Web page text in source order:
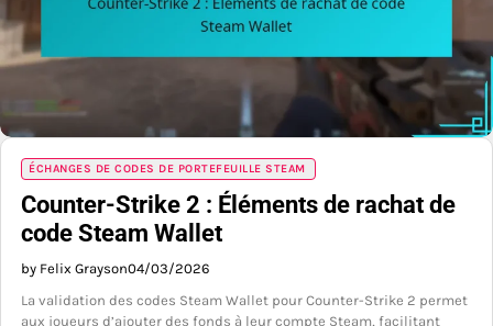
ÉCHANGES DE CODES DE PORTEFEUILLE STEAM
Counter-Strike 2 : Éléments de rachat de
code Steam Wallet
by Felix Grayson04/03/2026
La validation des codes Steam Wallet pour Counter-Strike 2 permet
aux joueurs d’ajouter des fonds à leur compte Steam, facilitant